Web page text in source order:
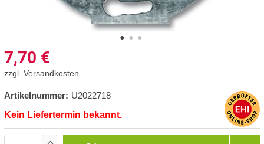
7,70 €
zzgl. Versandkosten
Artikelnummer: U2022718
Kein Liefertermin bekannt.